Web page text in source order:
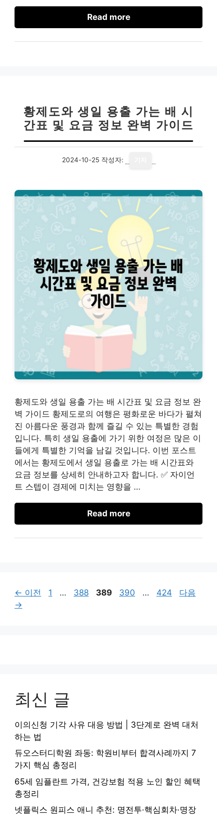
Read more
황제도와 생일 용출 가는 배 시
간표 및 요금 정보 완벽 가이드
2024-10-25 작성자:
황제도와 생일 용출 가는 배 시간표 및 요금 정보 완
벽 가이드 황제도로의 여행은 평화로운 바다가 펼쳐
진 아름다운 풍경과 함께 즐길 수 있는 특별한 경험
입니다. 특히 생일 용출에 가기 위한 여정은 많은 이
들에게 특별한 기억을 남길 것입니다. 이번 포스트
에서는 황제도에서 생일 용출로 가는 배 시간표와
요금 정보를 상세히 안내하고자 합니다. ✅ 자이언
트 스텝이 경제에 미치는 영향을 …
Read more
← 이전
페
1 …
페
388
페
389
페
390 …
페
424
다음
→
최신 글
이의신청 기각 사유 대응 방법 | 3단계로 완벽 대처
하는 법
듀오스터디학원 좌동: 학원비부터 합격사례까지 7
가지 핵심 총정리
65세 임플란트 가격, 건강보험 적용 노인 할인 혜택
총정리
넷플릭스 원피스 애니 추천: 명전투·핵심회차·명장